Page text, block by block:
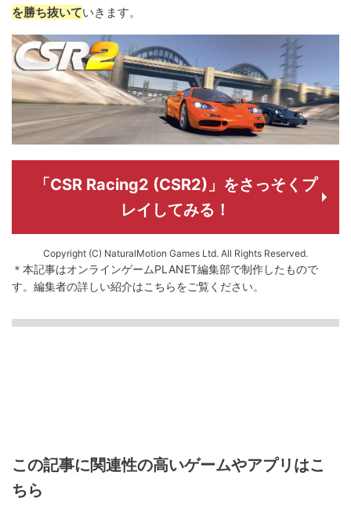
を勝ち抜いていきます。
「CSR Racing2 (CSR2)」をさっそくプ
レイしてみる！
Copyright (C) NaturalMotion Games Ltd. All Rights Reserved.
＊本記事はオンラインゲームPLANET編集部で制作したもので
す。 編集者の詳しい紹介はこちらをご覧ください。
この記事に関連性の高いゲームやアプリはこ
ちら